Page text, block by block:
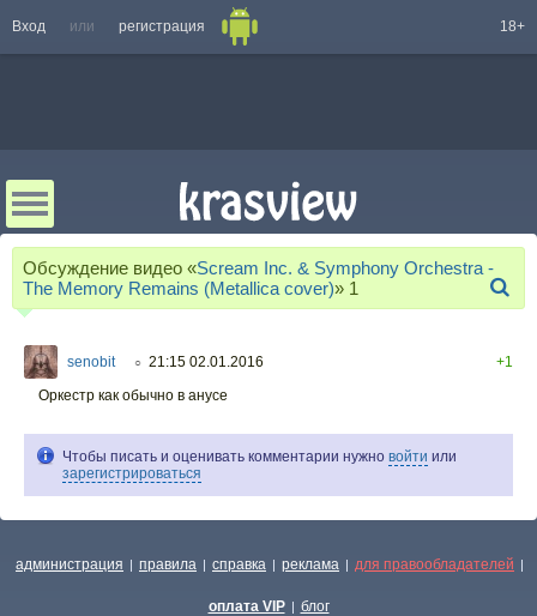
Вход или регистрация 18+
Обсуждение видео «Scream Inc. & Symphony Orchestra -
The Memory Remains (Metallica cover)» 1
senobit ○ 21:15 02.01.2016
+1
Оркестр как обычно в анусе
Чтобы писать и оценивать комментарии нужно войти или
зарегистрироваться
администрация | правила | справка | реклама | для правообладателей |
оплата VIP | блог